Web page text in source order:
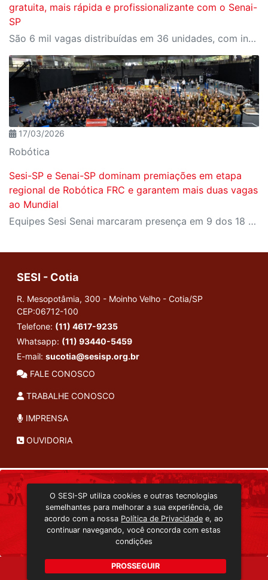
gratuita, mais rápida e profissionalizante com o Senai-
SP
São 6 mil vagas distribuídas em 36 unidades, com inscrições abertas no site do SESI-SP.
17/03/2026
Robótica
Sesi-SP e Senai-SP dominam premiações em etapa
regional de Robótica FRC e garantem mais duas vagas
ao Mundial
Equipes Sesi Senai marcaram presença em 9 dos 18 prêmios técnicos da competição, que ainda deu à Octopus (Bauru) e à Stardust (Limeira) vagas para o Mundial nos Estados Unidos
SESI - Cotia
R. Mesopotâmia, 300 - Moinho Velho - Cotia/SP
CEP:06712-100
Telefone: (11) 4617-9235
Whatsapp: (11) 93440-5459
E-mail: sucotia@sesisp.org.br
FALE CONOSCO
TRABALHE CONOSCO
IMPRENSA
OUVIDORIA
TRANSMISSÃO ON-LINE
EDITORA SESI-SP
CONSULTA AO ACERVO
Copyright 2026 © Todos os direitos reservados. -
O SESI-SP utiliza cookies e outras tecnologias
semelhantes para melhorar a sua experiência, de
acordo com a nossa Política de Privacidade e, ao
continuar navegando, você concorda com estas
condições
PROSSEGUIR